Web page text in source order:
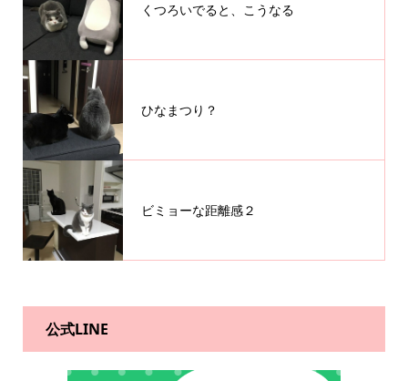
くつろいでると、こうなる
ひなまつり？
ビミョーな距離感２
公式LINE